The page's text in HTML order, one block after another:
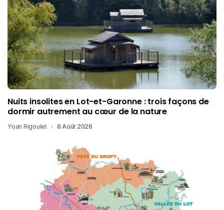
Nuits insolites en Lot-et-Garonne : trois façons de
dormir autrement au cœur de la nature
Yoan Rigoulet 8 Août 2026